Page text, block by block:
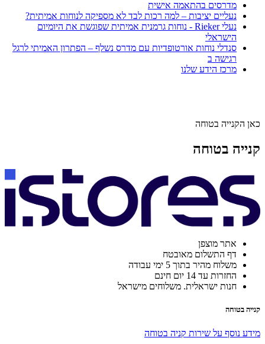
מדרסים בהתאמה אישית
נעליים יציבות – למה רכות לבד לא מספיקה לנוחות אמיתית?
נעלי Rieker - נוחות גרמנית אמיתית שפוגשת את היומיום
הישראלי
סנדלי נוחות אורטופדיות עם מדרס נשלף – הפתרון האמיתי לרגל
רגישה ב
מרכז הידע שלנו
כאן הקנייה בטוחה
קנייה בטוחה
אתר מוצפן
דף התשלום מאובטח
משלוח מהיר בתוך 5 ימי עבודה
החזרות עד 14 יום חינם
חנות ישראלית. משלוחים מישראל
קנייה בטוחה
מידע נוסף על שירות קניה בטוחה